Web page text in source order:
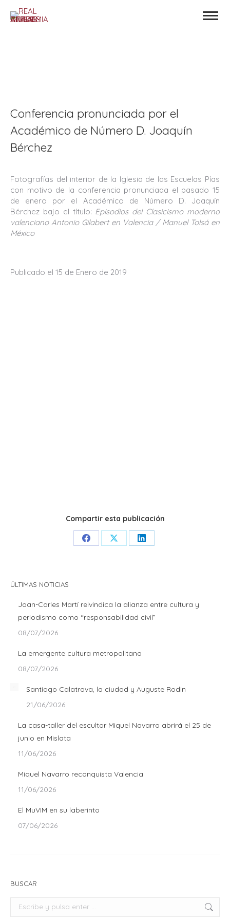
Conferencia pronunciada por el
Académico de Número D. Joaquín
Bérchez
Fotografías del interior de la Iglesia de las Escuelas Pías
con motivo de la conferencia pronunciada el pasado 15
de enero por el Académico de Número D. Joaquín
Bérchez bajo el título: Episodios del Clasicismo moderno
valenciano Antonio Gilabert en Valencia / Manuel Tolsá en
México
Publicado el 15 de Enero de 2019
Compartir esta publicación
Share Share Share
ÚLTIMAS NOTICIAS
Joan-Carles Martí reivindica la alianza entre cultura y
periodismo como “responsabilidad civil”
08/07/2026
La emergente cultura metropolitana
08/07/2026
Santiago Calatrava, la ciudad y Auguste Rodin
21/06/2026
La casa-taller del escultor Miquel Navarro abrirá el 25 de
junio en Mislata
11/06/2026
Miquel Navarro reconquista Valencia
11/06/2026
El MuVIM en su laberinto
07/06/2026
BUSCAR
Buscar: